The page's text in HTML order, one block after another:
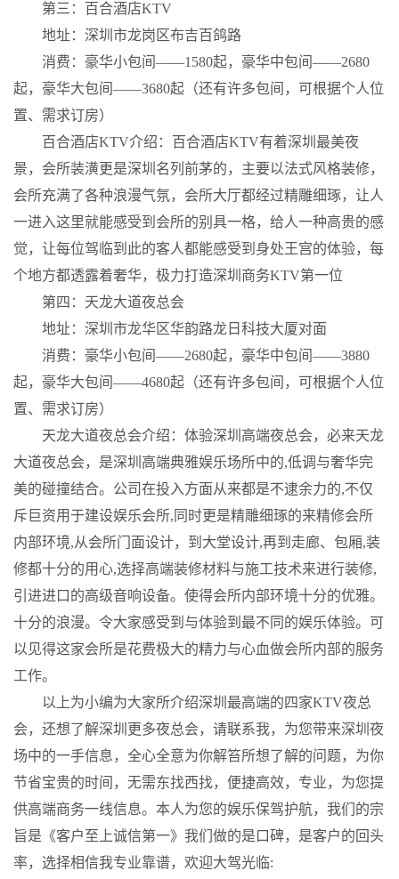
第三：百合酒店KTV
地址：深圳市龙岗区布吉百鸽路
消费：豪华小包间——1580起，豪华中包间——2680
起，豪华大包间——3680起（还有许多包间，可根据个人位
置、需求订房）
百合酒店KTV介绍：百合酒店KTV有着深圳最美夜
景，会所装潢更是深圳名列前茅的，主要以法式风格装修，
会所充满了各种浪漫气氛，会所大厅都经过精雕细琢，让人
一进入这里就能感受到会所的别具一格，给人一种高贵的感
觉，让每位驾临到此的客人都能感受到身处王宫的体验，每
个地方都透露着奢华，极力打造深圳商务KTV第一位
第四：天龙大道夜总会
地址：深圳市龙华区华韵路龙日科技大厦对面
消费：豪华小包间——2680起，豪华中包间——3880
起，豪华大包间——4680起（还有许多包间，可根据个人位
置、需求订房）
天龙大道夜总会介绍：体验深圳高端夜总会，必来天龙
大道夜总会，是深圳高端典雅娱乐场所中的,低调与奢华完
美的碰撞结合。公司在投入方面从来都是不逮余力的,不仅
斥巨资用于建设娱乐会所,同时更是精雕细琢的来精修会所
内部环境,从会所门面设计，到大堂设计,再到走廊、包厢,装
修都十分的用心,选择高端装修材料与施工技术来进行装修,
引进进口的高级音响设备。使得会所内部环境十分的优雅。
十分的浪漫。令大家感受到与体验到最不同的娱乐体验。可
以见得这家会所是花费极大的精力与心血做会所内部的服务
工作。
以上为小编为大家所介绍深圳最高端的四家KTV夜总
会，还想了解深圳更多夜总会，请联系我，为您带来深圳夜
场中的一手信息，全心全意为你解笞所想了解的问题，为你
节省宝贵的时间，无需东找西找，便捷高效，专业，为您提
供高端商务一线信息。本人为您的娱乐保驾护航，我们的宗
旨是《客户至上诚信第一》我们做的是口碑，是客户的回头
率，选择相信我专业靠谱，欢迎大驾光临: